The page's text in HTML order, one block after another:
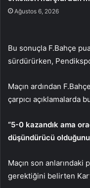
Ağustos 6, 2026
Bu sonuçla F.Bahçe
sürdürürken,
Maçın ardından
çarpıcı açıklamalarda
“5-0 kazandık ama
düşündürücü
Maçın son anlarındaki
gerektiğini belirten